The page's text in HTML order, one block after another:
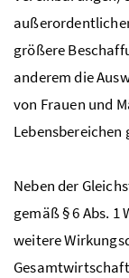
größere
anderem die
von Frauen und
Neben der
gemäß § 6 Abs. 1
weitere